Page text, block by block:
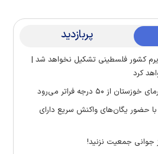
پربازدید
کشور فلسطینی تشکیل نخواهد شد |
کرد
۵۰ درجه فراتر می‌رود
حضور یگان‌های واکنش سریع دارای